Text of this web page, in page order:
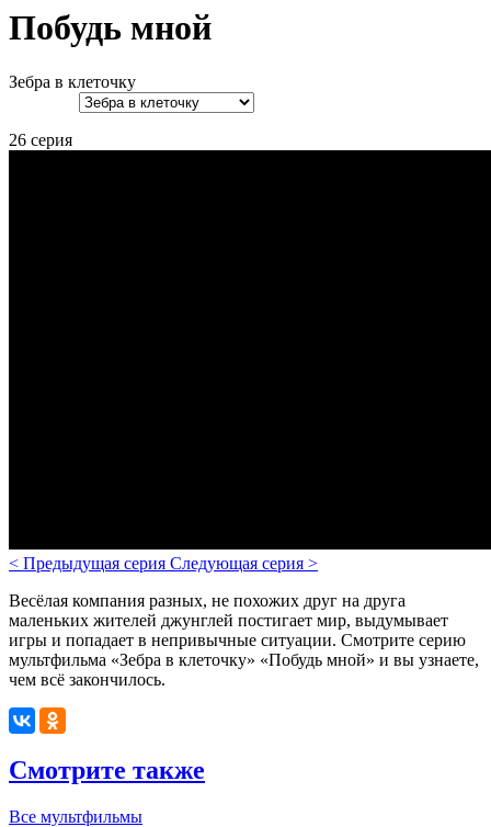
Побудь мной
Зебра в клеточку
26 серия
< Предыдущая серия Следующая серия >
Весёлая компания разных, не похожих друг на друга
маленьких жителей джунглей постигает мир, выдумывает
игры и попадает в непривычные ситуации. Смотрите серию
мультфильма «Зебра в клеточку» «Побудь мной» и вы узнаете,
чем всё закончилось.
Смотрите также
Все мультфильмы